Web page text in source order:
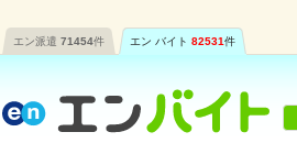
エン派遣 71454件 エン バイト 82531件